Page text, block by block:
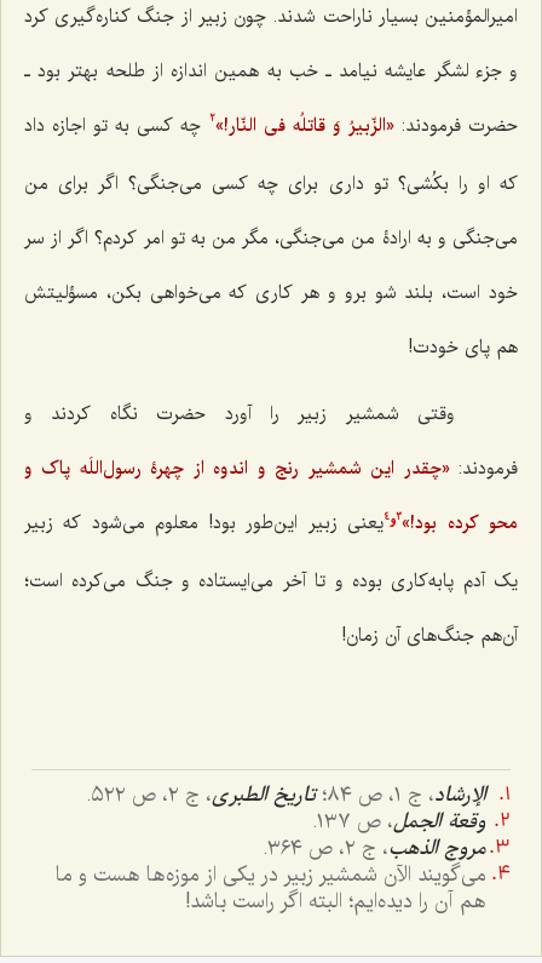
امیرالمؤمنین بسیار ناراحت شدند. چون زبیر از جنگ کناره‌گیری کرد
و جزء لشگر عایشه نیامد ـ خب به همین اندازه از طلحه بهتر بود ـ
حضرت فرمودند:«الزّبیرُ وَ قاتلُه فی النّار!»2
چه کسی به تو اجازه داد
که او را بکُشی؟ تو داری برای چه کسی می‌جنگی؟ اگر برای من
می‌جنگی و به ارادۀ من می‌جنگی، مگر من به تو امر کردم؟ اگر از سر
خود است، بلند شو برو و هر کاری که می‌خواهی بکن، مسؤلیتش
هم پای خودت!
وقتی شمشیر زبیر را آورد حضرت نگاه کردند و
فرمودند:«چقدر این شمشیر رنج و اندوه از چهرۀ رسول‌اللَه پاک و
محو کرده بود!»3و4یعنی زبیر این‌طور بود! معلوم می‌شود که زبیر
یک آدم پابه‌کاری بوده و تا آخر می‌ایستاده و جنگ می‌کرده است؛
آن‌هم جنگ‌های آن زمان!
الإرشاد، ج ١، ص ٨٤؛ تاریخ الطبری، ج ٢، ص ٥٢٢.
وقعة الجمل، ص ١٣٧.
مروج الذهب، ج ٢، ص ٣٦٤.
می‌گویند الآن شمشیر زبیر در یکی از موزه‌ها هست و ما
هم آن را دیده‌ایم؛ البته اگر راست باشد!